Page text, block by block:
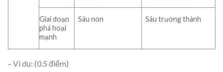
Giai đoạn
phá hoại
mạnh
Sâu non Sâu trưởng thành
– Ví dụ: (0.5 điểm)